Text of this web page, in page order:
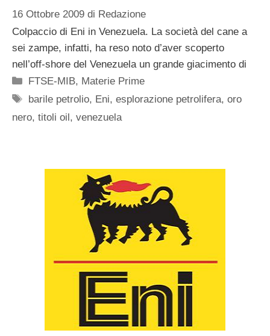
16 Ottobre 2009 di Redazione
Colpaccio di Eni in Venezuela. La società del cane a
sei zampe, infatti, ha reso noto d’aver scoperto
nell’off-shore del Venezuela un grande giacimento di
Categorie
FTSE-MIB, Materie Prime
Tag
barile petrolio, Eni,esplorazione petrolifera,oro
nero, titoli oil, venezuela